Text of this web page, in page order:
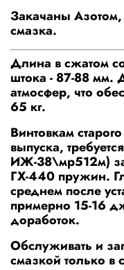
Закачаны Азотом,
смазка.
Длина в сжатом
штока - 87-88 мм.
атмосфер, что
65 кг.
Винтовкам
выпуска,
ИЖ-38\мр512м)
ГХ-440 пружин.
среднем после
примерно 15-16
доработок.
Обслуживать и
смазкой только в